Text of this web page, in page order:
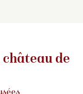
héron, dans
de